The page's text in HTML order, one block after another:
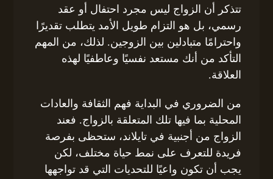
تتذكر أن الزواج ليس مجرد احتفال أو عقد
رسمي، بل هو التزام طويل الأمد يتطلب تقديرًا
واحترامًا متبادلين بين الزوجين. لذلك، من المهم
التأكد من أنك مستعد نفسيًا وعاطفيًا لهذه
العلاقة.
من الضروري في البداية فهم الثقافة والعادات
المحلية بما فيها تلك المتعلقة بالزواج. فعند
الزواج من أجنبية في تايلاند، ستحظى بفرصة
فريدة للتعرف على نمط حياة مختلف، لكن
يجب أن تكون واعيًا للتحديات التي قد تواجهها